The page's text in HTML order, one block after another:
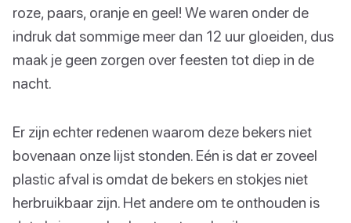
roze, paars, oranje en geel! We waren onder de
indruk dat sommige meer dan 12 uur gloeiden, dus
maak je geen zorgen over feesten tot diep in de
nacht.
Er zijn echter redenen waarom deze bekers niet
bovenaan onze lijst stonden. Eén is dat er zoveel
plastic afval is omdat de bekers en stokjes niet
herbruikbaar zijn. Het andere om te onthouden is